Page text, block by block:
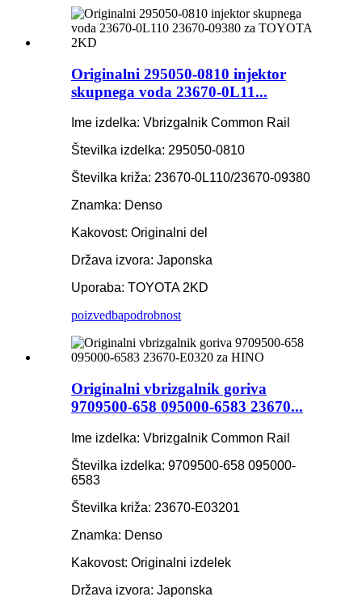
Originalni 295050-0810 injektor
skupnega voda 23670-0L11...
Ime izdelka: Vbrizgalnik Common Rail
Številka izdelka: 295050-0810
Številka križa: 23670-0L110/23670-09380
Znamka: Denso
Kakovost: Originalni del
Država izvora: Japonska
Uporaba: TOYOTA 2KD
poizvedbapodrobnost
Originalni vbrizgalnik goriva
9709500-658 095000-6583 23670...
Ime izdelka: Vbrizgalnik Common Rail
Številka izdelka: 9709500-658 095000-
6583
Številka križa: 23670-E03201
Znamka: Denso
Kakovost: Originalni izdelek
Država izvora: Japonska